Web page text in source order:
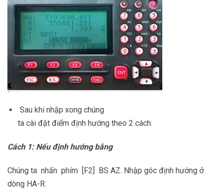
Sau khi nhập xong chúng
ta cài đặt điểm định hướng theo 2 cách.
Cách 1: Nếu định hướng bằng
Chúng ta nhấn phím [F2] BS AZ. Nhập góc định hướng ở
dòng HA-R.